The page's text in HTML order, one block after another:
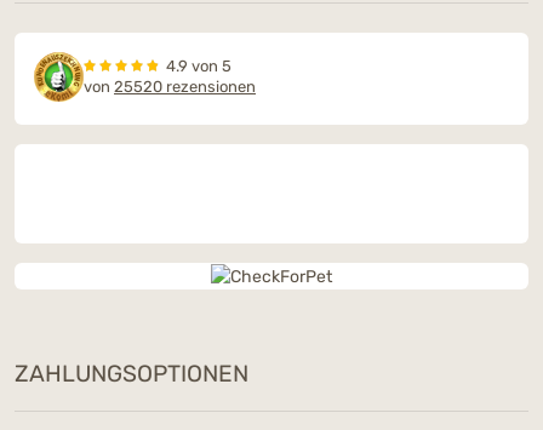
4.9 von 5
von 25520 rezensionen
ZAHLUNGSOPTIONEN